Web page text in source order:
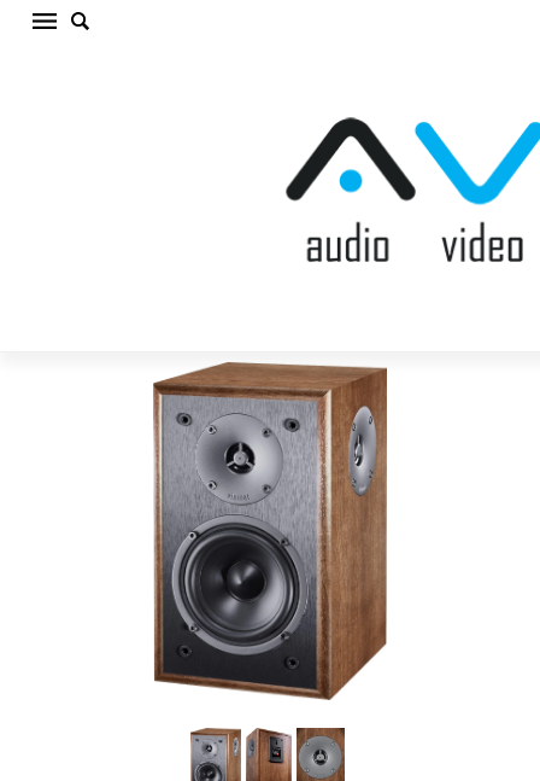
MAGNAT MONITOR S10 D WALNUT Sienas
akustiskā sistēma (cena par gab.)